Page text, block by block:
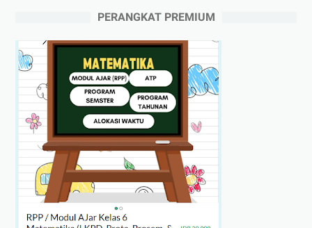
PERANGKAT PREMIUM